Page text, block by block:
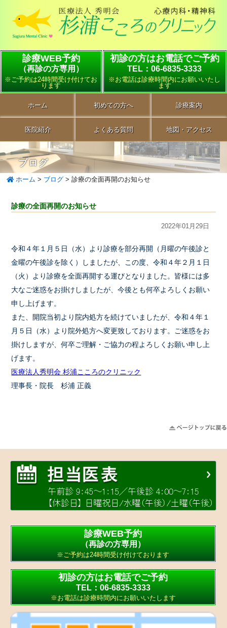
診療WEB予約
（再診の方専用）
※ご予約は24時間受け付けてお
ります
初診の方はお電話でご予約
TEL：06-6835-3333
※お電話は診療時間内にお願いいたし
ます
ホーム 初めての方へ 診療案内
医院紹介 よくある質問 地図・アクセス
ブログ
ホーム > ブログ >診療の全面再開のお知らせ
診療の全面再開のお知らせ
2022年01月29日
令和４年１月５日（水）より診療を部分再開（月曜の午後診と
金曜の午後診を除く）しましたが、この度、令和４年２月１日
（火）より診療を全面再開する運びとなりました。皆様には多
大なご迷惑をお掛けしましたが、今後とも何卒よろしくお願い
申し上げます。
また、開院当初より院内処方を続けていましたが、令和４年１
月５日（水）より院外処方へ変更致しております。ご迷惑をお
掛けしますが、何卒ご理解・ご協力の程よろしくお願い申し上
げます。
医療法人秀明会 杉浦こころのクリニック
理事長・院長 杉浦 正義
診療WEB予約
（再診の方専用）
※ご予約は24時間受け付けております
初診の方はお電話でご予約
TEL：06-6835-3333
※お電話は診療時間内にお願いいたします